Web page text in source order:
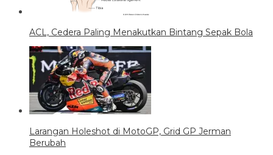
ACL, Cedera Paling Menakutkan Bintang Sepak Bola
Larangan Holeshot di MotoGP, Grid GP Jerman
Berubah